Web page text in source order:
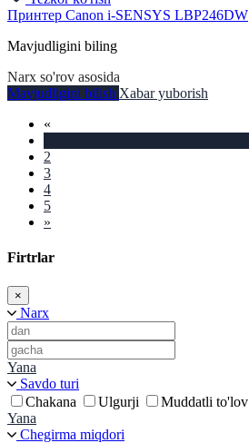
Принтер Canon i-SENSYS LBP246DW
Mavjudligini biling
Narx so'rov asosida
Mavjudligini bilish Xabar yuborish
«
2
3
4
5
»
Firtrlar
×
Narx
Yana
Savdo turi
Chakana
Ulgurji
Muddatli to'lov
Yana
Chegirma miqdori